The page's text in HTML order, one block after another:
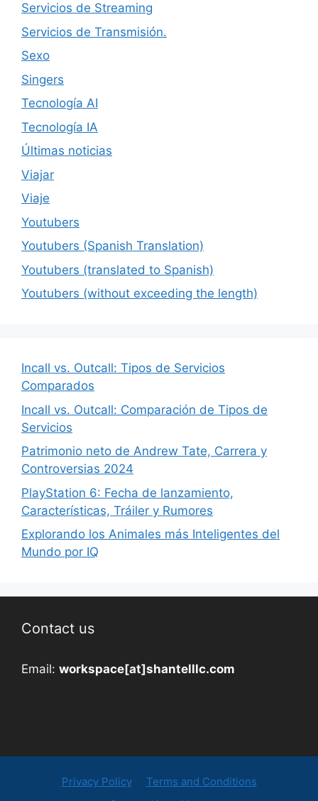
Servicios de Streaming
Servicios de Transmisión.
Sexo
Singers
Tecnología AI
Tecnología IA
Últimas noticias
Viajar
Viaje
Youtubers
Youtubers (Spanish Translation)
Youtubers (translated to Spanish)
Youtubers (without exceeding the length)
Incall vs. Outcall: Tipos de Servicios
Comparados
Incall vs. Outcall: Comparación de Tipos de
Servicios
Patrimonio neto de Andrew Tate, Carrera y
Controversias 2024
PlayStation 6: Fecha de lanzamiento,
Características, Tráiler y Rumores
Explorando los Animales más Inteligentes del
Mundo por IQ
Contact us
Email: workspace[at]shantelllc.com
Privacy Policy
Terms and Conditions